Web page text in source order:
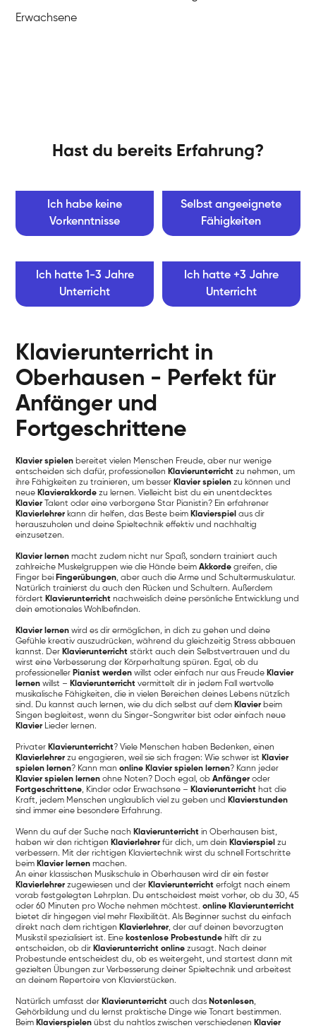
Erwachsene
Hast du bereits Erfahrung?
Ich habe keine
Vorkenntnisse
Selbst angeeignete
Fähigkeiten
Ich hatte 1-3 Jahre
Unterricht
Ich hatte +3 Jahre
Unterricht
Klavierunterricht in
Oberhausen - Perfekt für
Anfänger und
Fortgeschrittene
Klavier spielen bereitet vielen Menschen Freude, aber nur wenige
entscheiden sich dafür, professionellen Klavierunterricht zu nehmen, um
ihre Fähigkeiten zu trainieren, um besser Klavier spielen zu können und
neue Klavierakkorde zu lernen. Vielleicht bist du ein unentdecktes
Klavier Talent oder eine verborgene Star Pianistin? Ein erfahrener
Klavierlehrer kann dir helfen, das Beste beim Klavierspiel aus dir
herauszuholen und deine Spieltechnik effektiv und nachhaltig
einzusetzen.
Klavier lernen macht zudem nicht nur Spaß, sondern trainiert auch
zahlreiche Muskelgruppen wie die Hände beimAkkorde greifen, die
Finger bei Fingerübungen, aber auch die Arme und Schultermuskulatur.
Natürlich trainierst du auch den Rücken und Schultern. Außerdem
fördert Klavierunterricht nachweislich deine persönliche Entwicklung und
dein emotionales Wohlbefinden.
Klavier lernen wird es dir ermöglichen, in dich zu gehen und deine
Gefühle kreativ auszudrücken, während du gleichzeitig Stress abbauen
kannst. Der Klavierunterricht stärkt auch dein Selbstvertrauen und du
wirst eine Verbesserung der Körperhaltung spüren. Egal, ob du
professioneller Pianist werden willst oder einfach nur aus Freude Klavier
lernen willst – Klavierunterricht vermittelt dir in jedem Fall wertvolle
musikalische Fähigkeiten, die in vielen Bereichen deines Lebens nützlich
sind. Du kannst auch lernen, wie du dich selbst auf dem Klavier beim
Singen begleitest, wenn du Singer-Songwriter bist oder einfach neue
Klavier Lieder lernen.
Privater Klavierunterricht? Viele Menschen haben Bedenken, einen
Klavierlehrer zu engagieren, weil sie sich fragen: Wie schwer ist Klavier
spielen lernen? Kann manonline Klavier spielen lernen? Kann jeder
Klavier spielen lernen ohne Noten? Doch egal, obAnfänger oder
Fortgeschrittene, Kinder oder Erwachsene – Klavierunterricht hat die
Kraft, jedem Menschen unglaublich viel zu geben und Klavierstunden
sind immer eine besondere Erfahrung.
Wenn du auf der Suche nach Klavierunterricht in Oberhausen bist,
haben wir den richtigen Klavierlehrer für dich, um dein Klavierspiel zu
verbessern. Mit der richtigen Klaviertechnik wirst du schnell Fortschritte
beim Klavier lernen machen.
An einer klassischen Musikschule in Oberhausen wird dir ein fester
Klavierlehrer zugewiesen und der Klavierunterricht erfolgt nach einem
vorab festgelegten Lehrplan. Du entscheidest meist vorher, ob du 30, 45
oder 60 Minuten pro Woche nehmen möchtest.online Klavierunterricht
bietet dir hingegen viel mehr Flexibilität. Als Beginner suchst du einfach
direkt nach dem richtigen Klavierlehrer, der auf deinen bevorzugten
Musikstil spezialisiert ist. Eine kostenlose Probestunde hilft dir zu
entscheiden, ob dir Klavierunterricht online zusagt. Nach deiner
Probestunde entscheidest du, ob es weitergeht, und startest dann mit
gezielten Übungen zur Verbesserung deiner Spieltechnik und arbeitest
an deinem Repertoire von Klavierstücken.
Natürlich umfasst der Klavierunterricht auch das Notenlesen,
Gehörbildung und du lernst praktische Dinge wie Tonart bestimmen.
Beim Klavierspielen übst du nahtlos zwischen verschiedenen Klavier